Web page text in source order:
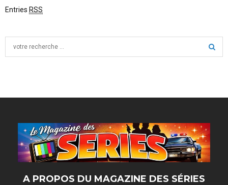
Entries RSS
C
A PROPOS DU MAGAZINE DES SÉRIES